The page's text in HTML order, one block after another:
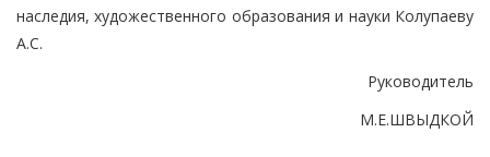
наследия, художественного образования и науки Колупаеву
А.С.
Руководитель
М.Е.ШВЫДКОЙ